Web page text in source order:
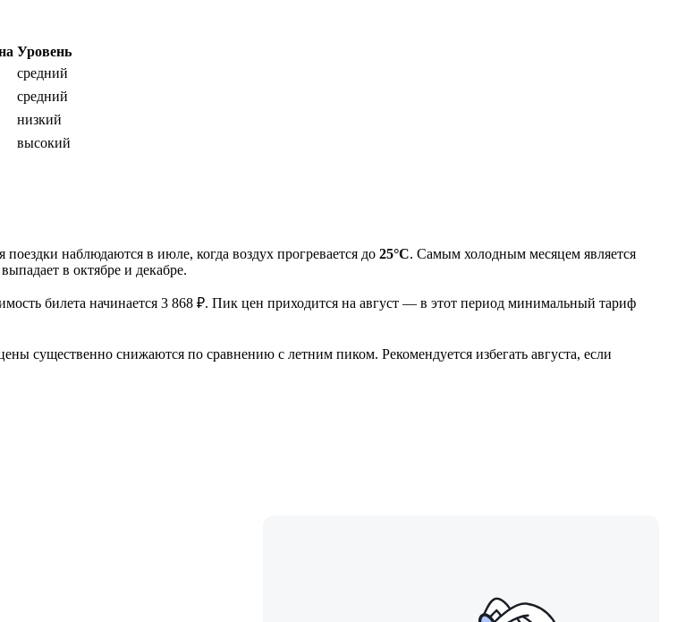
Уровень
средний
средний
низкий
высокий
наблюдаются в июле, когда воздух прогревается до 25°C. Самым холодным месяцем является
в октябре и декабре.
билета начинается 3 868 ₽. Пик цен приходится на август — в этот период минимальный тариф
существенно снижаются по сравнению с летним пиком. Рекомендуется избегать августа, если